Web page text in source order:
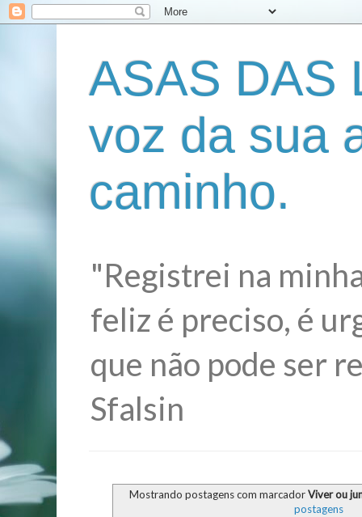
ASAS DAS
voz da sua
caminho.
"Registrei na
feliz é preciso, é
que não pode ser
Sfalsin
Mostrando postagens com marcadorViver ou
postagens